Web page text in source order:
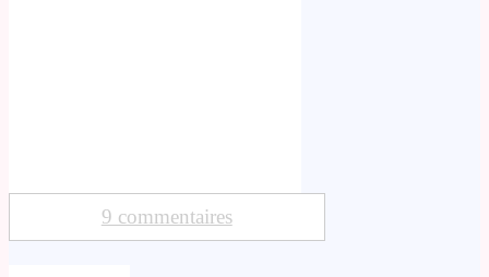
9 commentaires